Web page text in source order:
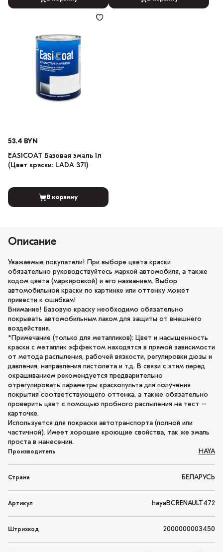
53.4 BYN
EASICOAT Базовая эмаль 1л
(Цвет краски: LADA 371)
В корзину
Описание
Уважаемые покупатели! При выборе цвета краски
обязательно руководствуйтесь маркой автомобиля, а также
кодом цвета (маркировкой) и его названием. Выбор
автомобильной краски по картинке или оттенку может
привести к ошибкам!
Внимание! Базовую краску необходимо обязательно
покрывать автомобильным лаком для защиты от внешнего
воздействия.
*Примечание (только для металликов): Цвет и насыщенность
краски с металлик эффектом находятся в прямой зависимости
от метода распыления, рабочей вязкости, регулировки дюзы и
давления, направления пистолета и т.д. В связи с этим перед
окрашиванием рекомендуется предварительно
отрегулировать параметры краскопульта для получения
покрытия соответствующего оттенка, а также обязательно
проверить цвет с помощью пробного распыления на тест –
карточке.
Используется для покраски автотранспорта (полной или
частичной). Имеет хорошие кроющие свойства, так же эмаль
проста в нанесении.
Производитель HAYA
Страна БЕЛАРУСЬ
Артикул hayaBCRENAULT472
Штрихкод 2000000003450